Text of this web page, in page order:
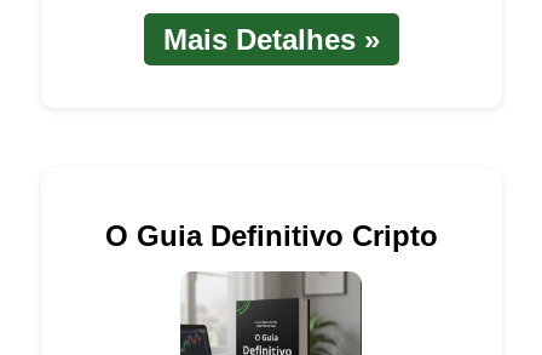
Mais Detalhes »
O Guia Definitivo Cripto